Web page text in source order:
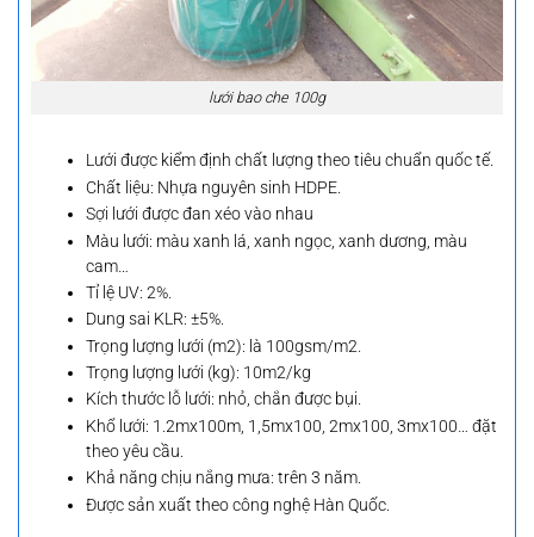
lưới bao che 100g
Lưới được kiểm định chất lượng theo tiêu chuẩn quốc tế.
Chất liệu: Nhựa nguyên sinh HDPE.
Sợi lưới được đan xéo vào nhau
Màu lưới: màu xanh lá, xanh ngọc, xanh dương, màu
cam…
Tỉ lệ UV: 2%.
Dung sai KLR: ±5%.
Trọng lượng lưới (m2): là 100gsm/m2.
Trọng lượng lưới (kg): 10m2/kg
Kích thước lỗ lưới: nhỏ, chắn được bụi.
Khổ lưới: 1.2mx100m, 1,5mx100, 2mx100, 3mx100… đặt
theo yêu cầu.
Khả năng chịu nắng mưa: trên 3 năm.
Được sản xuất theo công nghệ Hàn Quốc.